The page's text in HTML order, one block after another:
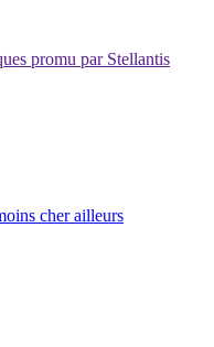
promu par Stellantis
cher ailleurs